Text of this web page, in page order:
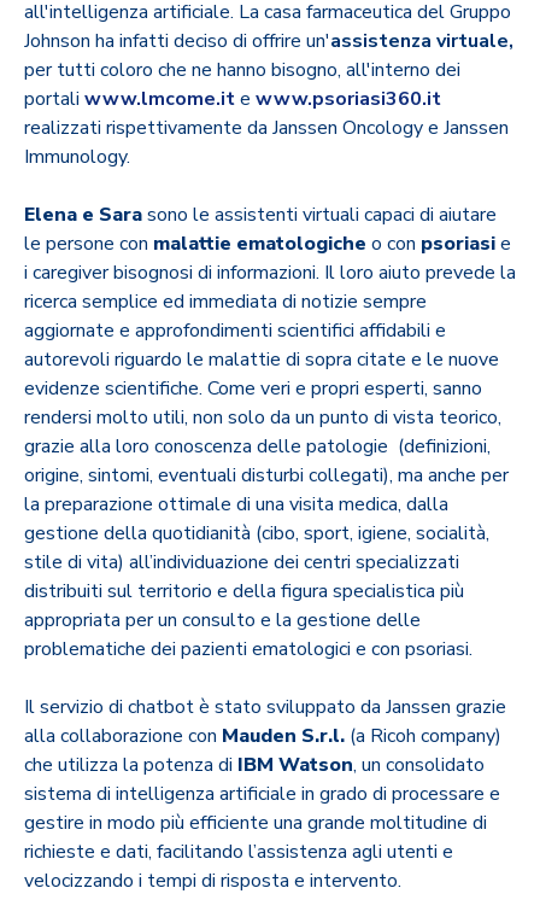
all'intelligenza artificiale. La casa farmaceutica del Gruppo
Johnson ha infatti deciso di offrire un'assistenza virtuale,
per tutti coloro che ne hanno bisogno, all'interno dei
portali www.lmcome.ite www.psoriasi360.it
realizzati rispettivamente da Janssen Oncology e Janssen
Immunology.
Elena e Sarasono le assistenti virtuali capaci di aiutare
le persone con malattie ematologiche o con psoriasie
i caregiver bisognosi di informazioni. Il loro aiuto prevede la
ricerca semplice ed immediata di notizie sempre
aggiornate e approfondimenti scientifici affidabili e
autorevoli riguardo le malattie di sopra citate e le nuove
evidenze scientifiche. Come veri e propri esperti, sanno
rendersi molto utili, non solo da un punto di vista teorico,
grazie alla loro conoscenza delle patologie (definizioni,
origine, sintomi, eventuali disturbi collegati), ma anche per
la preparazione ottimale di una visita medica, dalla
gestione della quotidianità (cibo, sport, igiene, socialità,
stile di vita) all’individuazione dei centri specializzati
distribuiti sul territorio e della figura specialistica più
appropriata per un consulto e la gestione delle
problematiche dei pazienti ematologici e con psoriasi.
Il servizio di chatbot è stato sviluppato da Janssen grazie
alla collaborazione con Mauden S.r.l. (a Ricoh company)
che utilizza la potenza di IBM Watson, un consolidato
sistema di intelligenza artificiale in grado di processare e
gestire in modo più efficiente una grande moltitudine di
richieste e dati, facilitando l’assistenza agli utenti e
velocizzando i tempi di risposta e intervento.